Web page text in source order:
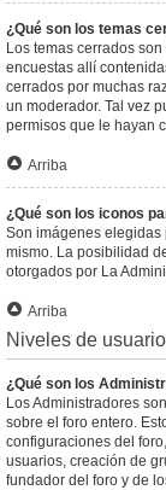
¿Qué son los temas
Los temas cerrados
encuestas allí
cerrados por muchas
un moderador. Tal vez
permisos que le hayan
Arriba
¿Qué son los iconos
Son imágenes elegidas
mismo. La posibilidad
otorgados por La
Arriba
Niveles de
¿Qué son los
Los Administradores
sobre el foro entero.
configuraciones del
usuarios, creación de
fundador del foro y de